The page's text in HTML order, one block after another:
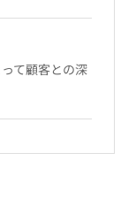
て顧客との深